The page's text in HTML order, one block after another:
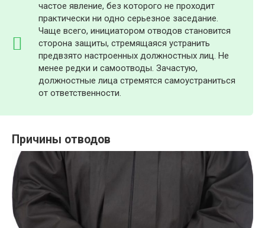
частое явление, без которого не проходит
практически ни одно серьезное заседание.
Чаще всего, инициатором отводов становится
сторона защиты, стремящаяся устранить
предвзято настроенных должностных лиц. Не
менее редки и самоотводы. Зачастую,
должностные лица стремятся самоустраниться
от ответственности.
Причины отводов